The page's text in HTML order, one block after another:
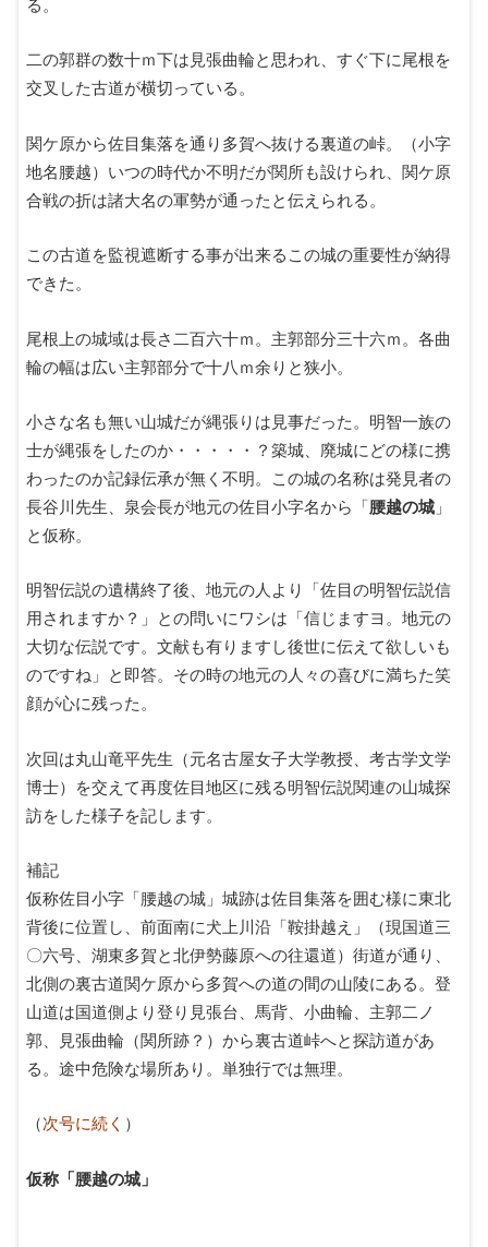
る。
二の郭群の数十ｍ下は見張曲輪と思われ、すぐ下に尾根を
交叉した古道が横切っている。
関ケ原から佐目集落を通り多賀へ抜ける裏道の峠。（小字
地名腰越）いつの時代か不明だが関所も設けられ、関ケ原
合戦の折は諸大名の軍勢が通ったと伝えられる。
この古道を監視遮断する事が出来るこの城の重要性が納得
できた。
尾根上の城域は長さ二百六十ｍ。主郭部分三十六ｍ。各曲
輪の幅は広い主郭部分で十八ｍ余りと狭小。
小さな名も無い山城だが縄張りは見事だった。明智一族の
士が縄張をしたのか・・・・・？築城、廃城にどの様に携
わったのか記録伝承が無く不明。この城の名称は発見者の
長谷川先生、泉会長が地元の佐目小字名から「腰越の城 」
と仮称。
明智伝説の遺構終了後、地元の人より「佐目の明智伝説信
用されますか？」との問いにワシは「信じますヨ。地元の
大切な伝説です。文献も有りますし後世に伝えて欲しいも
のですね」と即答。その時の地元の人々の喜びに満ちた笑
顔が心に残った。
次回は丸山竜平先生（元名古屋女子大学教授、考古学文学
博士）を交えて再度佐目地区に残る明智伝説関連の山城探
訪をした様子を記します。
補記
仮称佐目小字「腰越の城」城跡は佐目集落を囲む様に東北
背後に位置し、前面南に犬上川沿「鞍掛越え」（現国道三
〇六号、湖東多賀と北伊勢藤原への往還道）街道が通り、
北側の裏古道関ケ原から多賀への道の間の山陵にある。登
山道は国道側より登り見張台、馬背、小曲輪、主郭二ノ
郭、見張曲輪（関所跡？）から裏古道峠へと探訪道があ
る。途中危険な場所あり。単独行では無理。
（次号に続く ）
仮称「腰越の城」